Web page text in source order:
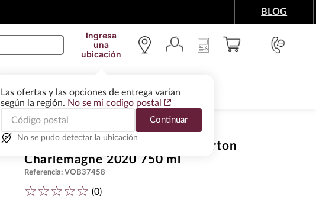
BLOG
Ingresa
una
ubicación
Las ofertas y las opciones de entrega varían
según la región. No se mi codigo postal
Continuar
No se pudo detectar la ubicación
OUTLET ALIMENTOS Y ACCESORIOS WINE SERVICES
Vino Blanco Romanee Conti Corton
Charlemagne 2020 750 ml
Referencia: VOB37458
☆☆☆☆☆ (0)